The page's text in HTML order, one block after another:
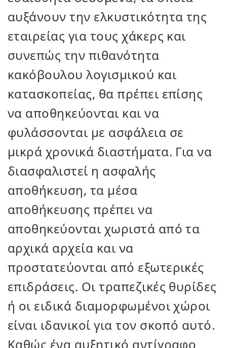
αυξάνουν την ελκυστικότητα της
εταιρείας για τους χάκερς και
συνεπώς την πιθανότητα
κακόβουλου λογισμικού και
κατασκοπείας, θα πρέπει επίσης
να αποθηκεύονται και να
φυλάσσονται με ασφάλεια σε
μικρά χρονικά διαστήματα. Για να
διασφαλιστεί η ασφαλής
αποθήκευση, τα μέσα
αποθήκευσης πρέπει να
αποθηκεύονται χωριστά από τα
αρχικά αρχεία και να
προστατεύονται από εξωτερικές
επιδράσεις. Οι τραπεζικές θυρίδες
ή οι ειδικά διαμορφωμένοι χώροι
είναι ιδανικοί για τον σκοπό αυτό.
Καθώς ένα αυξητικό αντίγραφο